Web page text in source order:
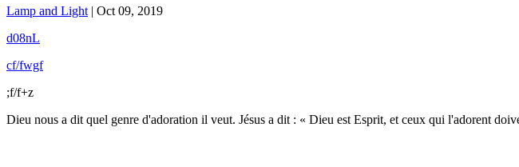
Lamp and Light | Oct 09, 2019
d08nL
cf/fwgf
;f/f+z
Dieu nous a dit quel genre d'adoration il veut. Jésus a dit : « Dieu est Esprit, et ceux qui l'adorent